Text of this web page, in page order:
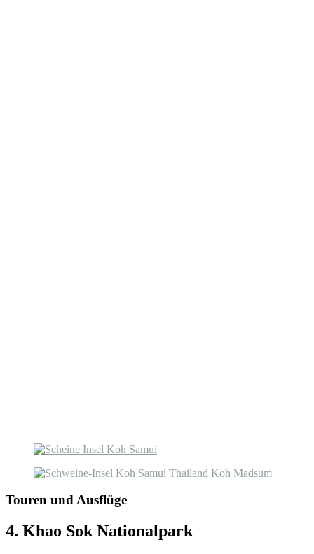
Touren und Ausflüge
4. Khao Sok Nationalpark